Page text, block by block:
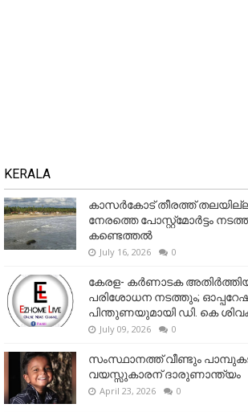
KERALA
കാസർകോട് തീരത്ത്
നേരത്തെ പോസ്റ്റ്‌മോർട്ടം
കണ്ടെത്തൽ
July 16, 2026 0
കേരള- കർണാടക
പരിശോധന നടത്തും;
പിന്തുണയുമായി ഡി. കെ
July 09, 2026 0
സംസ്ഥാനത്ത് വീണ്ടും
വയസ്സുകാരന് ദാരുണാന്ത്യം
April 23, 2026 0